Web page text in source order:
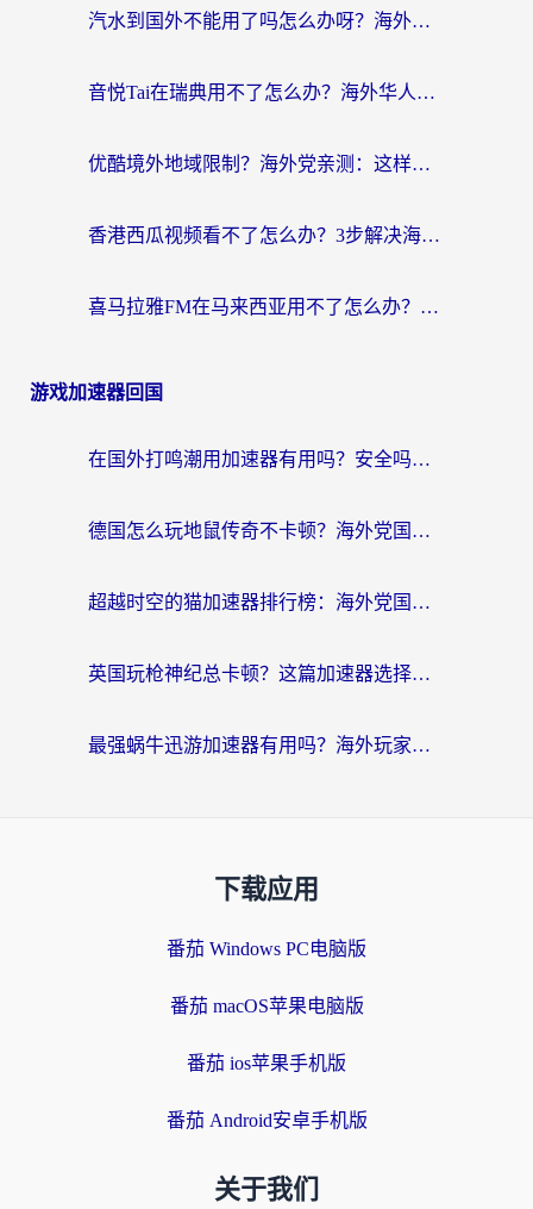
汽水到国外不能用了吗怎么办呀？海外党追剧看片的救星在这里！
音悦Tai在瑞典用不了怎么办？海外华人追剧听歌的实用指南
优酷境外地域限制？海外党亲测：这样看国内剧再也不卡（附3个实用场景解决）
香港西瓜视频看不了怎么办？3步解决海外追剧难题，附靠谱加速器推荐
喜马拉雅FM在马来西亚用不了怎么办？海外华人亲测有效的回国加速指南
游戏加速器回国
在国外打鸣潮用加速器有用吗？安全吗？海外玩家国服游戏加速全指南
德国怎么玩地鼠传奇不卡顿？海外党国服游戏加速全攻略（含战双EVE实用指南）
超越时空的猫加速器排行榜：海外党国服游戏不卡顿的终极选择指南
英国玩枪神纪总卡顿？这篇加速器选择指南帮你告别延迟（附实测推荐）
最强蜗牛迅游加速器有用吗？海外玩家国服游戏加速避坑指南（附德国玩忍者必须死3流星蝴蝶剑解决办法）
下载应用
番茄 Windows PC电脑版
番茄 macOS苹果电脑版
番茄 ios苹果手机版
番茄 Android安卓手机版
关于我们